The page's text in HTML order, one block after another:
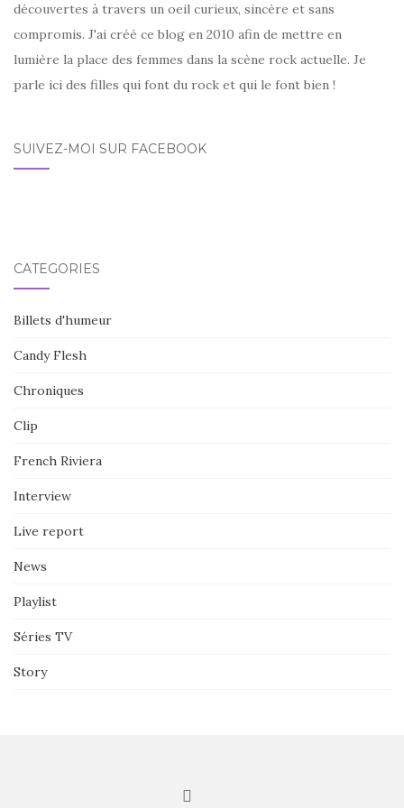
découvertes à travers un oeil curieux, sincère et sans
compromis. J'ai créé ce blog en 2010 afin de mettre en
lumière la place des femmes dans la scène rock actuelle. Je
parle ici des filles qui font du rock et qui le font bien !
SUIVEZ-MOI SUR FACEBOOK
CATÉGORIES
Billets d'humeur
Candy Flesh
Chroniques
Clip
French Riviera
Interview
Live report
News
Playlist
Séries TV
Story